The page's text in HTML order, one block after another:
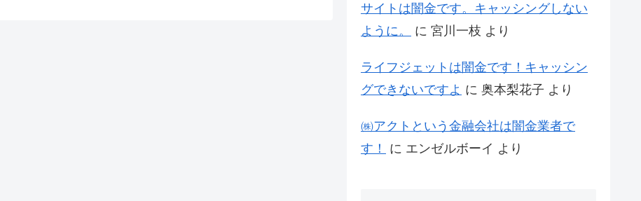
サイトは闇金です。キャッシングしない
ように。
に 宮川一枝 より
ライフジェットは闇金です！キャッシン
グできないですよ に 奥本梨花子 より
㈱アクトという金融会社は闇金業者で
す！
に エンゼルボーイ より